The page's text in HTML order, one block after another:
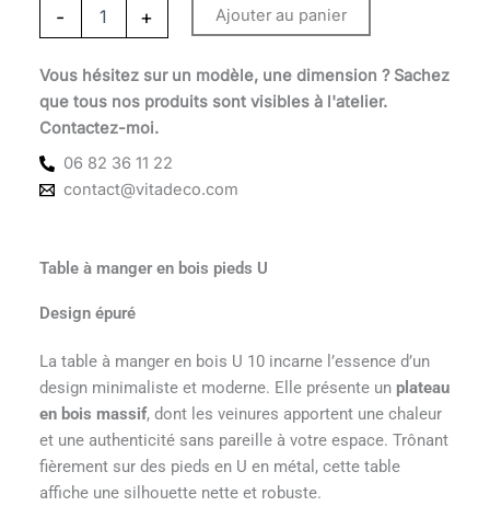
- + Ajouter au panier
Vous hésitez sur un modèle, une dimension ? Sachez
que tous nos produits sont visibles à l'atelier.
Contactez-moi.
06 82 36 11 22
contact@vitadeco.com
Table à manger en bois pieds U
Design épuré
La table à manger en bois U 10 incarne l’essence d’un
design minimaliste et moderne. Elle présente un plateau
en bois massif, dont les veinures apportent une chaleur
et une authenticité sans pareille à votre espace. Trônant
fièrement sur des pieds en U en métal, cette table
affiche une silhouette nette et robuste.